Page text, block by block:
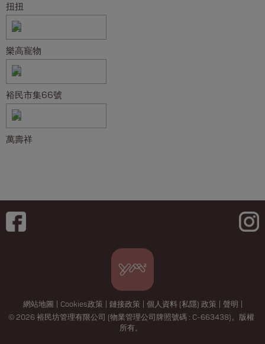
扭扭
樂高寵物
裕民市集66號
萬壽祥
網站地圖 Cookies政策 鏈接政策 個人資料 (私隱) 政策 聲明
© 2026 裕民坊管理有限公司 (物業管理公司牌照號碼 : C-663438)。版權
所有。